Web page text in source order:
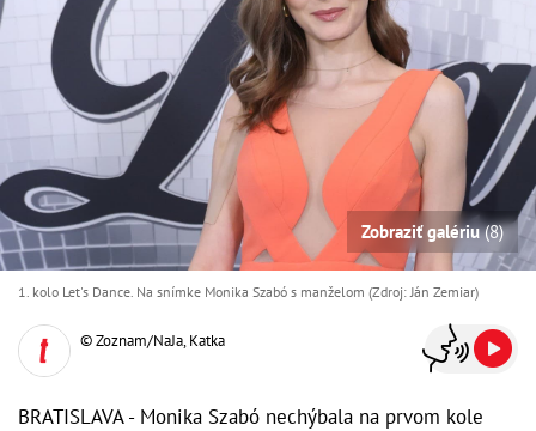
Zobraziť galériu(8)
1. kolo Let's Dance. Na snímke Monika Szabó s manželom (Zdroj: Ján Zemiar)
© Zoznam/NaJa, Katka
BRATISLAVA - Monika Szabó nechýbala na prvom kole